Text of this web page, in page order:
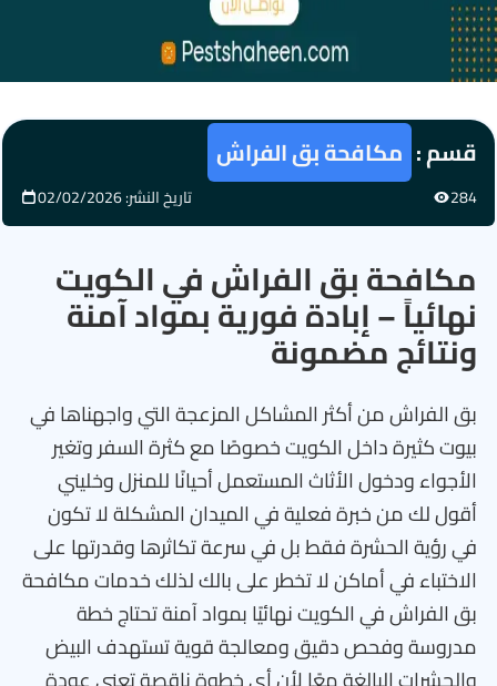
قسم : مكافحة بق الفراش
284 تاريخ النشر: 02/02/2026
مكافحة بق الفراش في الكويت
نهائياً – إبادة فورية بمواد آمنة
ونتائج مضمونة
بق الفراش من أكثر المشاكل المزعجة التي واجهناها في
بيوت كثيرة داخل الكويت خصوصًا مع كثرة السفر وتغير
الأجواء ودخول الأثاث المستعمل أحيانًا للمنزل وخليني
أقول لك من خبرة فعلية في الميدان المشكلة لا تكون
في رؤية الحشرة فقط بل في سرعة تكاثرها وقدرتها على
الاختباء في أماكن لا تخطر على بالك لذلك خدمات مكافحة
بق الفراش في الكويت نهائيًا بمواد آمنة تحتاج خطة
مدروسة وفحص دقيق ومعالجة قوية تستهدف البيض